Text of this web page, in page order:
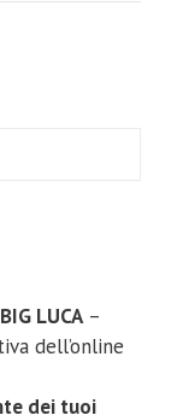
LUCA –
dell’online
dei tuoi